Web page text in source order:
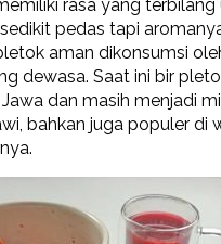
rasa yang terbilang
pedas tapi
aman dikonsumsi
dewasa. Saat ini bir
dan masih menjadi
bahkan juga populer di